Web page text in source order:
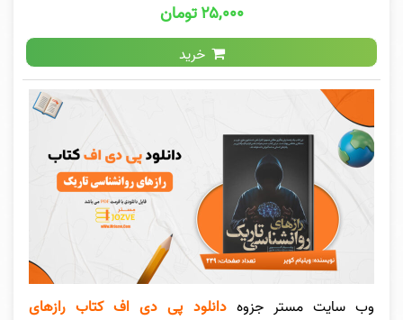
۲۵,۰۰۰ تومان
خرید
وب سایت مستر جزوه دانلود پی دی اف کتاب رازهای